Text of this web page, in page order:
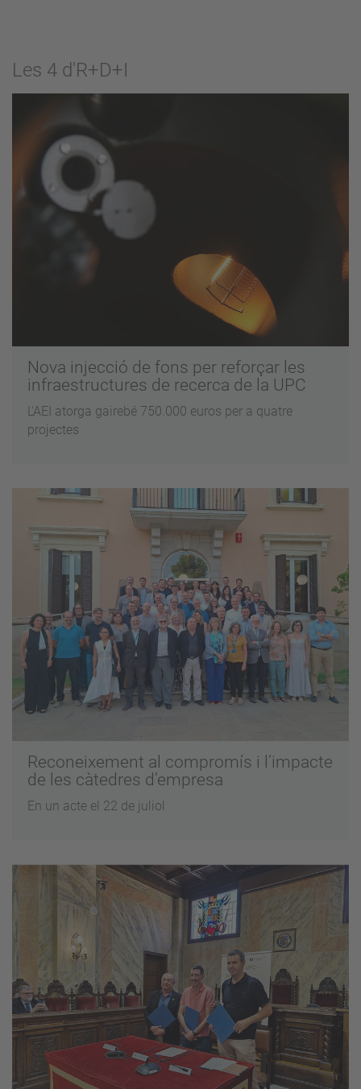
Les 4 d'R+D+I
Nova injecció de fons per reforçar les
infraestructures de recerca de la UPC
L'AEI atorga gairebé 750.000 euros per a quatre
projectes
Reconeixement al compromís i l’impacte
de les càtedres d’empresa
En un acte el 22 de juliol